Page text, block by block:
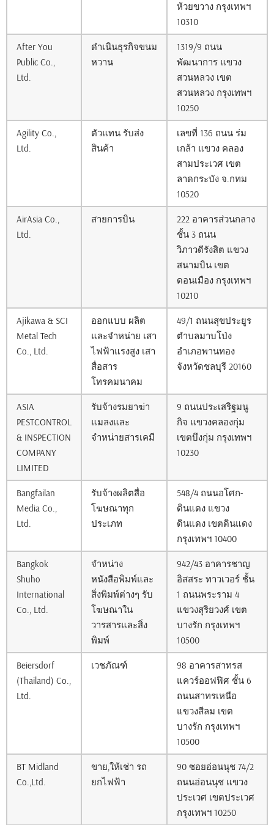
ห้วยขวาง กรุงเทพฯ
10310
After You
Public Co.,
Ltd.
ดำเนินธุรกิจขนม
หวาน
1319/9 ถนน
พัฒนาการ แขวง
สวนหลวง เขต
สวนหลวง กรุงเทพฯ
10250
Agility Co.,
Ltd.
ตัวแทน รับส่ง
สินค้า
เลขที่ 136 ถนน ร่ม
เกล้า แขวง คลอง
สามประเวศ เขต
ลาดกระบัง จ.กทม
10520
AirAsia Co.,
Ltd.
สายการบิน
222 อาคารส่วนกลาง
ชั้น 3 ถนน
วิภาวดีรังสิต แขวง
สนามบิน เขต
ดอนเมือง กรุงเทพฯ
10210
Ajikawa & SCI
Metal Tech
Co., Ltd.
ออกแบบ ผลิต
และจำหน่าย เสา
ไฟฟ้าแรงสูง เสา
สื่อสาร
โทรคมนาคม
49/1 ถนนสุขประยูร
ตำบลมาบโป่ง
อำเภอพานทอง
จังหวัดชลบุรี 20160
ASIA
PESTCONTROL
& INSPECTION
COMPANY
LIMITED
รับจ้างรมยาฆ่า
แมลงและ
จำหน่ายสารเคมี
9 ถนนประเสริฐมนู
กิจ แขวงคลองกุ่ม
เขตบึงกุ่ม กรุงเทพฯ
10230
Bangfailan
Media Co.,
Ltd.
รับจ้างผลิตสื่อ
โฆษณาทุก
ประเภท
548/4 ถนนอโศก-
ดินแดง แขวง
ดินแดง เขตดินแดง
กรุงเทพฯ 10400
Bangkok
Shuho
International
Co., Ltd.
จำหน่าง
หนังสือพิมพ์และ
สิ่งพิมพ์ต่างๆ รับ
โฆษณาใน
วารสารและสิ่ง
พิมพ์
942/43 อาคารชาญ
อิสสระ ทาวเวอร์ ชั้น
1 ถนนพระราม 4
แขวงสุริยวงศ์ เขต
บางรัก กรุงเทพฯ
10500
Beiersdorf
(Thailand) Co.,
Ltd.
เวชภัณฑ์
98 อาคารสาทรส
แควร์ออฟฟิศ ชั้น 6
ถนนสาทรเหนือ
แขวงสีลม เขต
บางรัก กรุงเทพฯ
10500
BT Midland
Co.,Ltd.
ขาย,ให้เช่า รถ
ยกไฟฟ้า
90 ซอยอ่อนนุช 74/2
ถนนอ่อนนุช แขวง
ประเวศ เขตประเวศ
กรุงเทพฯ 10250